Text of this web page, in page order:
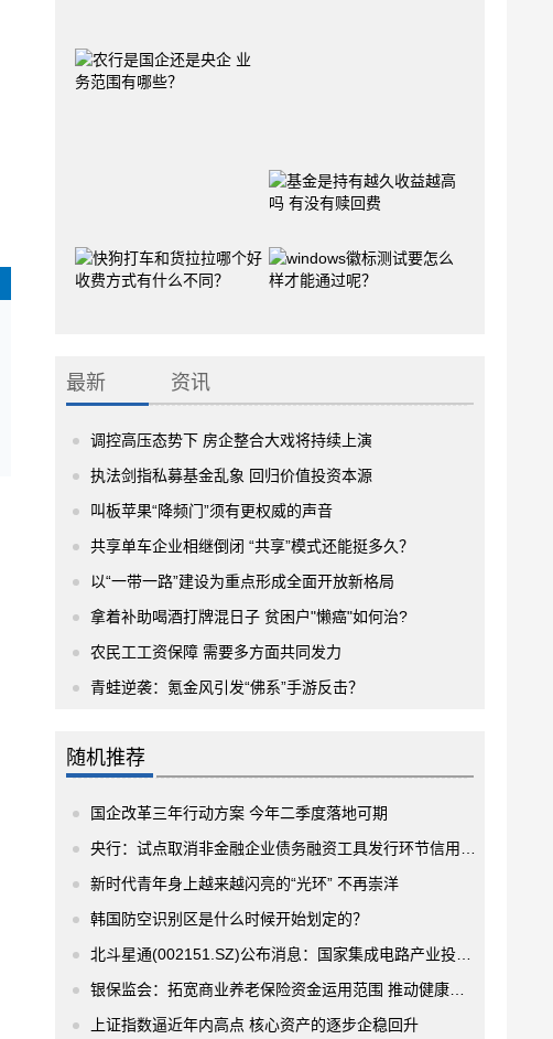
最新 资讯
调控高压态势下 房企整合大戏将持续上演
执法剑指私募基金乱象 回归价值投资本源
叫板苹果“降频门”须有更权威的声音
共享单车企业相继倒闭 “共享”模式还能挺多久？
以“一带一路”建设为重点形成全面开放新格局
拿着补助喝酒打牌混日子 贫困户"懒癌"如何治?
农民工工资保障 需要多方面共同发力
青蛙逆袭：氪金风引发“佛系”手游反击？
随机推荐
国企改革三年行动方案 今年二季度落地可期
央行：试点取消非金融企业债务融资工具发行环节信用评级要求 发布之日起实施
新时代青年身上越来越闪亮的“光环” 不再崇洋
韩国防空识别区是什么时候开始划定的？
北斗星通(002151.SZ)公布消息：国家集成电路产业投资基金拟减持不超2%的股份
银保监会：拓宽商业养老保险资金运用范围 推动健康保险与健康管理融合发展
上证指数逼近年内高点 核心资产的逐步企稳回升